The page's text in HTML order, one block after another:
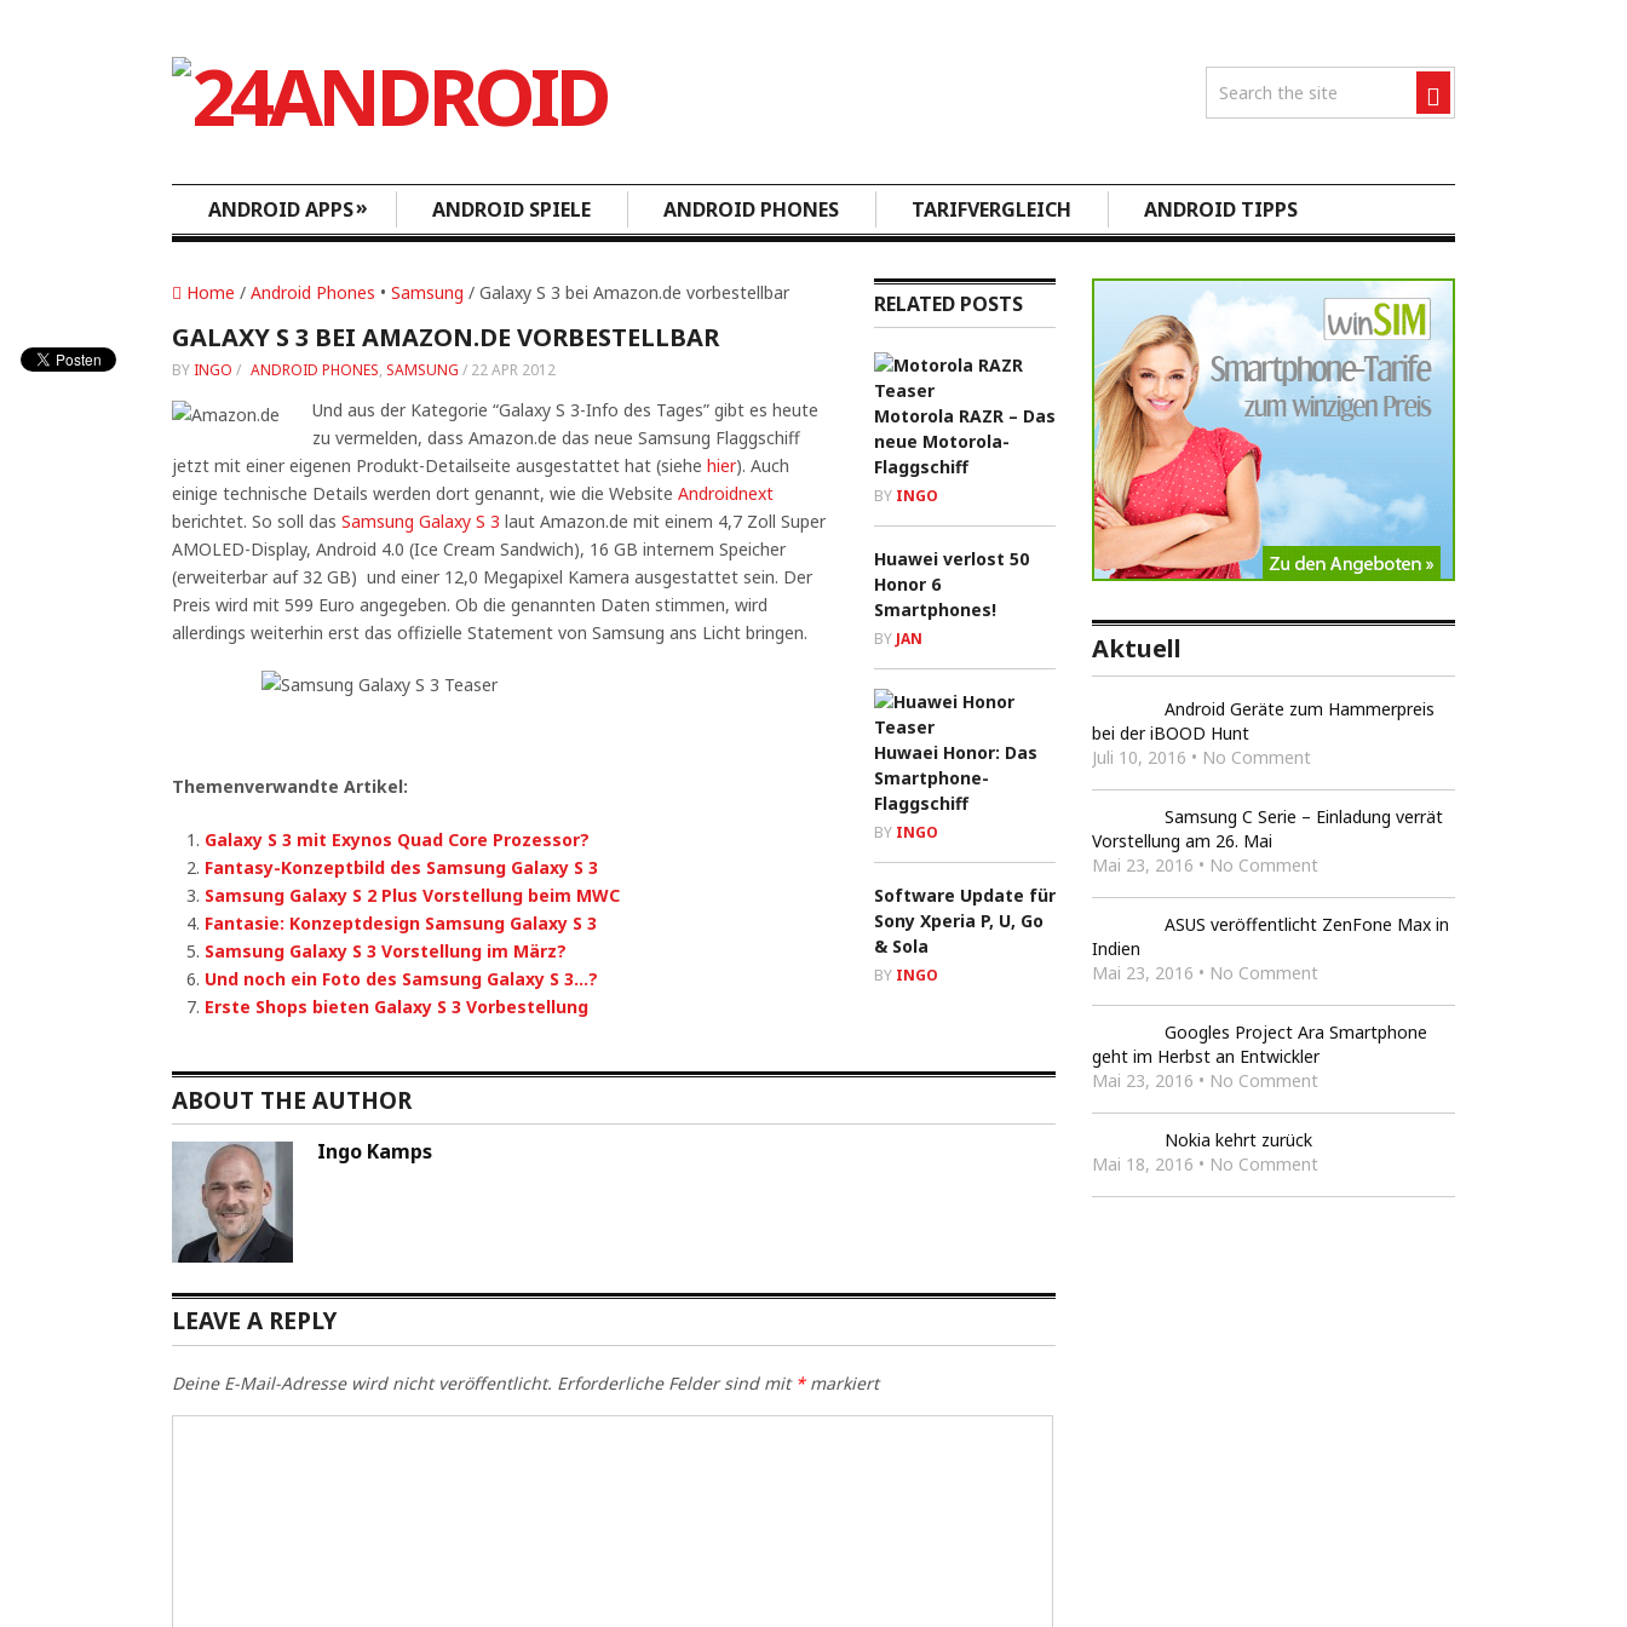
ANDROID APPS» ANDROID SPIELE ANDROID PHONES TARIFVERGLEICH ANDROID TIPPS
Home / Android Phones • Samsung / Galaxy S 3 bei Amazon.de vorbestellbar
GALAXY S 3 BEI AMAZON.DE VORBESTELLBAR
BY INGO / ANDROID PHONES, SAMSUNG / 22 APR 2012
Und aus der Kategorie “Galaxy S 3-Info des Tages” gibt es heute
zu vermelden, dass Amazon.de das neue Samsung Flaggschiff
jetzt mit einer eigenen Produkt-Detailseite ausgestattet hat (siehe hier). Auch
einige technische Details werden dort genannt, wie die Website Androidnext
berichtet. So soll das Samsung Galaxy S 3 laut Amazon.de mit einem 4,7 Zoll Super
AMOLED-Display, Android 4.0 (Ice Cream Sandwich), 16 GB internem Speicher
(erweiterbar auf 32 GB) und einer 12,0 Megapixel Kamera ausgestattet sein. Der
Preis wird mit 599 Euro angegeben. Ob die genannten Daten stimmen, wird
allerdings weiterhin erst das offizielle Statement von Samsung ans Licht bringen.
Themenverwandte Artikel:
Galaxy S 3 mit Exynos Quad Core Prozessor?
Fantasy-Konzeptbild des Samsung Galaxy S 3
Samsung Galaxy S 2 Plus Vorstellung beim MWC
Fantasie: Konzeptdesign Samsung Galaxy S 3
Samsung Galaxy S 3 Vorstellung im März?
Und noch ein Foto des Samsung Galaxy S 3…?
Erste Shops bieten Galaxy S 3 Vorbestellung
RELATED POSTS
Motorola RAZR – Das
neue Motorola-
Flaggschiff
BY INGO
Huawei verlost 50
Honor 6
Smartphones!
BY JAN
Huwaei Honor: Das
Smartphone-
Flaggschiff
BY INGO
Software Update für
Sony Xperia P, U, Go
& Sola
BY INGO
ABOUT THE AUTHOR
Ingo Kamps
LEAVE A REPLY
Deine E-Mail-Adresse wird nicht veröffentlicht. Erforderliche Felder sind mit *markiert
Aktuell
Android Geräte zum Hammerpreis
bei der iBOOD Hunt
Juli 10, 2016 • No Comment
Samsung C Serie – Einladung verrät
Vorstellung am 26. Mai
Mai 23, 2016 • No Comment
ASUS veröffentlicht ZenFone Max in
Indien
Mai 23, 2016 • No Comment
Googles Project Ara Smartphone
geht im Herbst an Entwickler
Mai 23, 2016 • No Comment
Nokia kehrt zurück
Mai 18, 2016 • No Comment